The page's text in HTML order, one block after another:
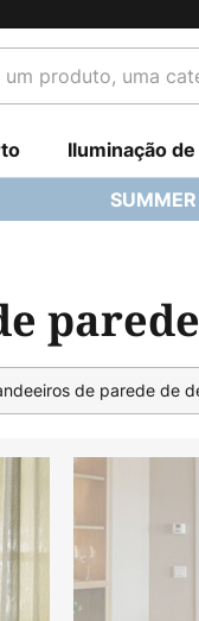
Iluminação
parede
de parede de